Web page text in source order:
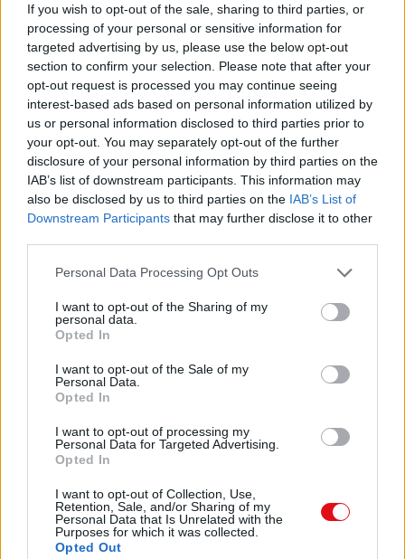
If you wish to opt-out of the sale, sharing to third parties, or
processing of your personal or sensitive information for
targeted advertising by us, please use the below opt-out
section to confirm your selection. Please note that after your
opt-out request is processed you may continue seeing
interest-based ads based on personal information utilized by
us or personal information disclosed to third parties prior to
your opt-out. You may separately opt-out of the further
disclosure of your personal information by third parties on the
IAB’s list of downstream participants. This information may
also be disclosed by us to third parties on the IAB’s List of
Downstream Participants that may further disclose it to other
Personal Data Processing Opt Outs
I want to opt-out of the Sharing of my
personal data.
Opted In
I want to opt-out of the Sale of my
Personal Data.
Opted In
I want to opt-out of processing my
Personal Data for Targeted Advertising.
Opted In
I want to opt-out of Collection, Use,
Retention, Sale, and/or Sharing of my
Personal Data that Is Unrelated with the
Purposes for which it was collected.
Opted Out
Ciudadanos Taller CV1.7 MB, 19 páginas
COCINAS992 KB, 7 páginas
Eduardo Galeano583 KB, 4 páginas
IELECTECO DOSS605 KB, 15 páginas
Tarea 1ro. Secundaria Divisibilidad213 KB, 2 páginas
páginas
Tarea 3ro. secundaria Diferencia de Cuadrados
Caja PDF es una plataforma de gestión de documentos en línea domiciliada
en Francia y cumpliendo estrictamente con las leyes nacionales y europeas.
Al tener una función legal de intermediario técnico neutral, los contenidos
Informar de un contenido abusivo o ilegal